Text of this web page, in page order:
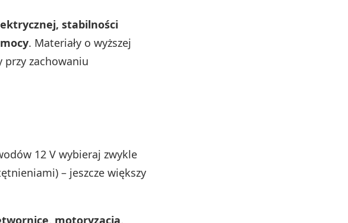
stabilności
. Materiały o wyższej
przy zachowaniu
12 V wybieraj zwykle
– jeszcze większy
motoryzacja,